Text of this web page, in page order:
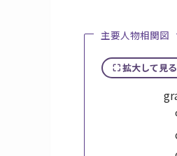
主要人物相関図
⛶ 拡大して見る